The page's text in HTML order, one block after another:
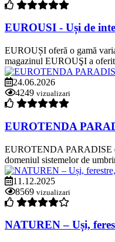
EUROUSI - Uși de
EUROUȘI oferă o gamă
magazinul EUROUŞI a
24.06.2026
4249 vizualizari
EUROTENDA
EUROTENDA PARADISE
domeniul sistemelor de
11.12.2025
8569 vizualizari
NATUREN – Uși,